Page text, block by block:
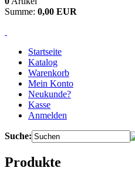
Summe: 0,00 EUR
Startseite
Katalog
Warenkorb
Mein Konto
Neukunde?
Kasse
Anmelden
Suche:
Produkte